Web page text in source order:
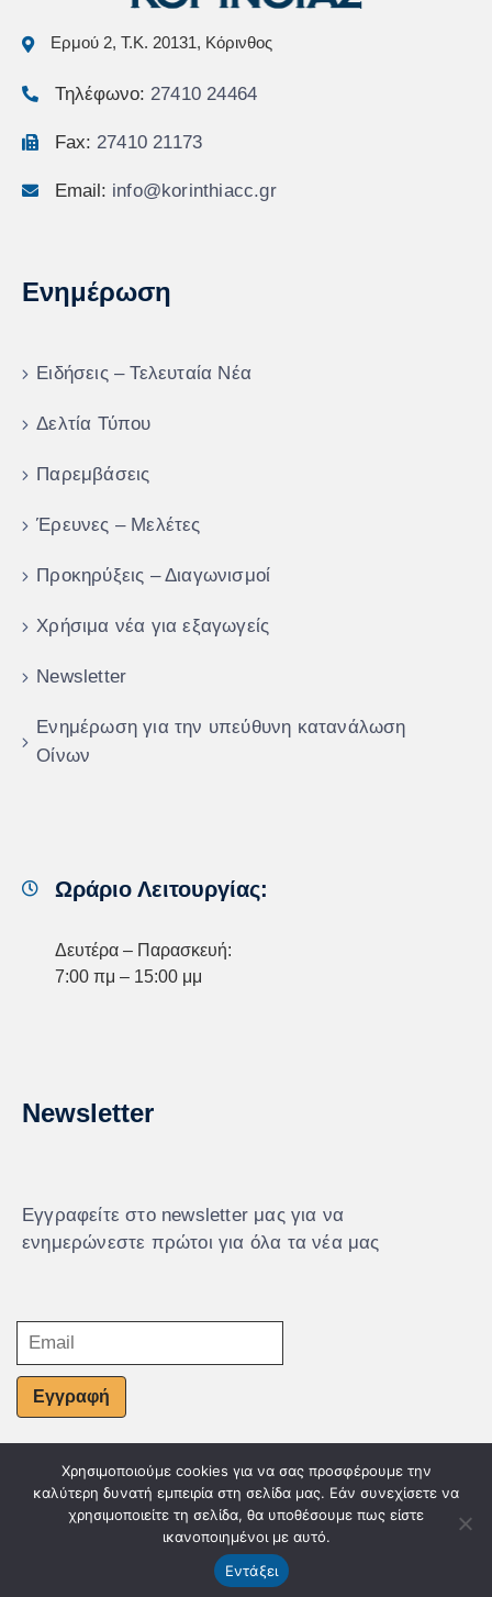
Ερμού 2, Τ.Κ. 20131, Κόρινθος
Τηλέφωνο: 27410 24464
Fax: 27410 21173
Email: info@korinthiacc.gr
Ενημέρωση
Ειδήσεις – Τελευταία Νέα
Δελτία Τύπου
Παρεμβάσεις
Έρευνες – Μελέτες
Προκηρύξεις – Διαγωνισμοί
Χρήσιμα νέα για εξαγωγείς
Newsletter
Ενημέρωση για την υπεύθυνη κατανάλωση
Οίνων
Ωράριο Λειτουργίας:
Δευτέρα – Παρασκευή:
7:00 πμ – 15:00 μμ
Newsletter
Εγγραφείτε στο newsletter μας για να
ενημερώνεστε πρώτοι για όλα τα νέα μας
Εγγραφή
© Powered by Knowledge AE
Χρησιμοποιούμε cookies για να σας προσφέρουμε την
καλύτερη δυνατή εμπειρία στη σελίδα μας. Εάν συνεχίσετε να
χρησιμοποιείτε τη σελίδα, θα υποθέσουμε πως είστε
ικανοποιημένοι με αυτό.
Εντάξει